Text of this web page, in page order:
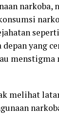
narkoba,
yang
menstigma
melihat latar